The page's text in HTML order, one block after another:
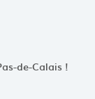
de-Calais !